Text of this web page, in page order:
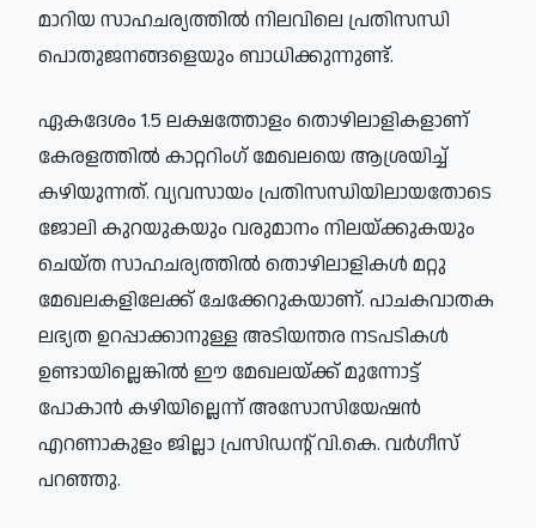
മാറിയ സാഹചര്യത്തിൽ നിലവിലെ പ്രതിസന്ധി
പൊതുജനങ്ങളെയും ബാധിക്കുന്നുണ്ട്.
ഏകദേശം 1.5 ലക്ഷത്തോളം തൊഴിലാളികളാണ്
കേരളത്തിൽ കാറ്ററിംഗ് മേഖലയെ ആശ്രയിച്ച്
കഴിയുന്നത്. വ്യവസായം പ്രതിസന്ധിയിലായതോടെ
ജോലി കുറയുകയും വരുമാനം നിലയ്ക്കുകയും
ചെയ്ത സാഹചര്യത്തിൽ തൊഴിലാളികൾ മറ്റു
മേഖലകളിലേക്ക് ചേക്കേറുകയാണ്. പാചകവാതക
ലഭ്യത ഉറപ്പാക്കാനുള്ള അടിയന്തര നടപടികൾ
ഉണ്ടായില്ലെങ്കിൽ ഈ മേഖലയ്ക്ക് മുന്നോട്ട്
പോകാൻ കഴിയില്ലെന്ന് അസോസിയേഷൻ
എറണാകുളം ജില്ലാ പ്രസിഡന്റ് വി.കെ. വർഗീസ്
പറഞ്ഞു.